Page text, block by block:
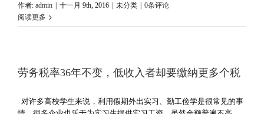
作者: admin | 十一月 9th, 2016 | 未分类 | 0条评论
阅读更多
劳务税率36年不变，低收入者却要缴纳更多个税
对许多高校学生来说，利用假期外出实习、勤工俭学是很常见的事